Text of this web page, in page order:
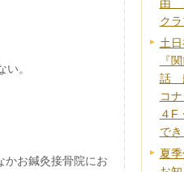
。
お鍼灸接骨院にお
由
ク
土
『
話
コ
４F
で
夏